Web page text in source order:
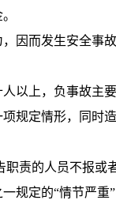
因而发生安全事
人以上，负事故主
项规定情形，同
职责的人员不报
规定的“情节严重